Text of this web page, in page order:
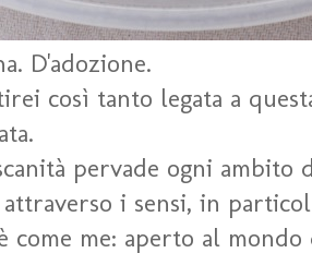
D'adozione.
così tanto legata a
pervade ogni ambito
i sensi, in
come me: aperto al mondo